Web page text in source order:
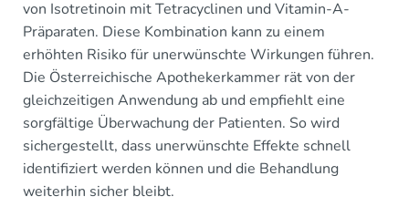
von Isotretinoin mit Tetracyclinen und Vitamin-A-
Präparaten. Diese Kombination kann zu einem
erhöhten Risiko für unerwünschte Wirkungen führen.
Die Österreichische Apothekerkammer rät von der
gleichzeitigen Anwendung ab und empfiehlt eine
sorgfältige Überwachung der Patienten. So wird
sichergestellt, dass unerwünschte Effekte schnell
identifiziert werden können und die Behandlung
weiterhin sicher bleibt.